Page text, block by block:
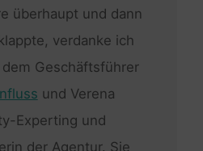
überhaupt und dann
verdanke ich
Geschäftsführer
und Verena
Experting und
der Agentur. Sie